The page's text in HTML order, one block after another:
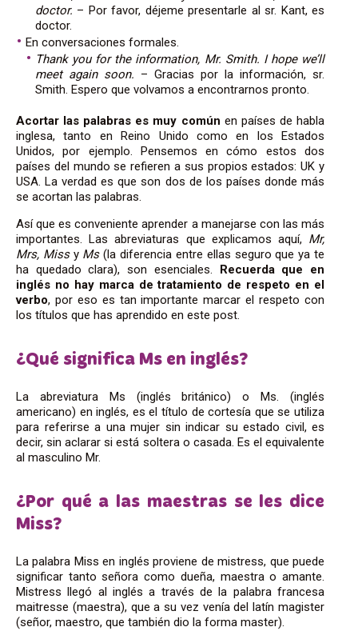
doctor. – Por favor, déjeme presentarle al sr. Kant, es
doctor.
En conversaciones formales.
Thank you for the information, Mr. Smith. I hope we’ll
meet again soon. – Gracias por la información, sr.
Smith. Espero que volvamos a encontrarnos pronto.
Acortar las palabras es muy común en países de habla
inglesa, tanto en Reino Unido como en los Estados
Unidos, por ejemplo. Pensemos en cómo estos dos
países del mundo se refieren a sus propios estados: UK y
USA. La verdad es que son dos de los países donde más
se acortan las palabras.
Así que es conveniente aprender a manejarse con las más
importantes. Las abreviaturas que explicamos aquí, Mr,
Mrs, Missy Ms (la diferencia entre ellas seguro que ya te
ha quedado clara), son esenciales.
Recuerda que en
inglés no hay marca de tratamiento de respeto en el
verbo, por eso es tan importante marcar el respeto con
los títulos que has aprendido en este post.
¿Qué significa Ms en inglés?
La abreviatura Ms (inglés británico) o Ms. (inglés
americano) en inglés, es el título de cortesía que se utiliza
para referirse a una mujer sin indicar su estado civil, es
decir, sin aclarar si está soltera o casada. Es el equivalente
al masculino Mr.
¿Por qué a las maestras se les dice
Miss?
La palabra Miss en inglés proviene de mistress, que puede
significar tanto señora como dueña, maestra o amante.
Mistress llegó al inglés a través de la palabra francesa
maitresse (maestra), que a su vez venía del latín magister
(señor, maestro, que también dio la forma master).